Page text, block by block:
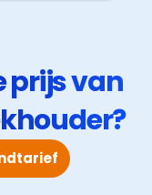
prijs van